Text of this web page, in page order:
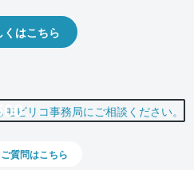
くはこちら
質問はこちら